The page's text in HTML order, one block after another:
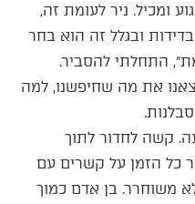
ומכיל. ניר לעומת זה,
ובגלל זה הוא בחר
התחלתי להסביר.
את מה שחיפשנו, למה
קשה לחדור לתוך
כל הזמן על קשרים עם
משוחרר. בן אדם כמוך